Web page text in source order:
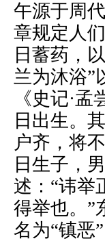
午源于周
章规定人
日蓄药，
兰为沐浴”
《史记·
日出生。
户齐，将
日生子，
述：“讳举
得举也。”
名为“镇恶